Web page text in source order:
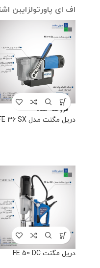
اف ای پاورتولزایبن
فروخته شده
دریل مگنت مدل FE 36 SX
دریل مگنت FE 50 DC